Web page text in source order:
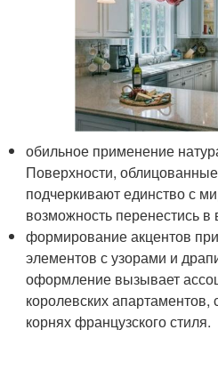
обильное применение
Поверхности,
подчеркивают единство с
возможность перенестись
формирование акцентов
элементов с узорами и
оформление вызывает
королевских
корнях французского стиля.